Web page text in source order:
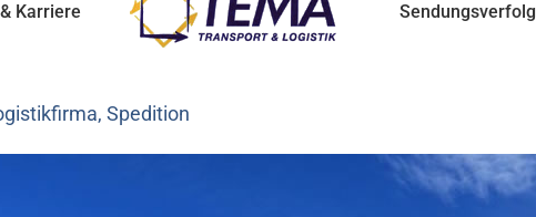
Karriere
Spedition